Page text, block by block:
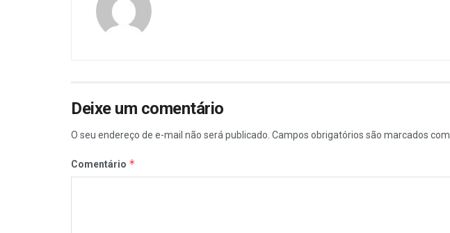
Deixe um comentário
O seu endereço de e-mail não será publicado. Campos obrigatórios são marcados com
Comentário *